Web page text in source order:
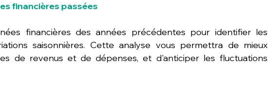
financières passées
financières des années précédentes pour identifier les
saisonnières. Cette analyse vous permettra de mieux
de revenus et de dépenses, et d'anticiper les fluctuations